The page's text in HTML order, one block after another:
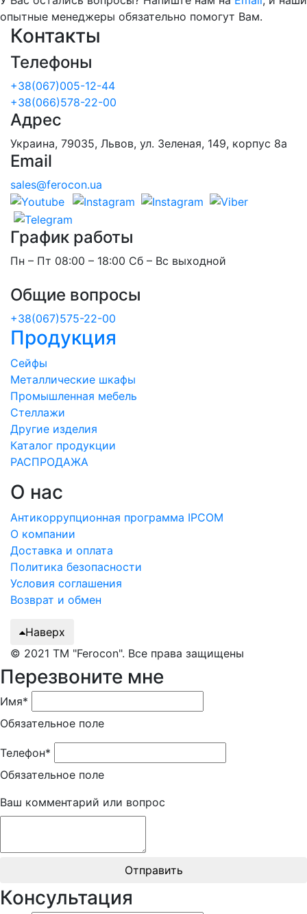
опытные менеджеры обязательно помогут Вам.
Контакты
Телефоны
+38(067)005-12-44
+38(066)578-22-00
Адрес
Украина, 79035, Львов, ул. Зеленая, 149, корпус 8а
Email
sales@ferocon.ua
График работы
Пн – Пт 08:00 – 18:00 Сб – Вс выходной
Общие вопросы
+38(067)575-22-00
Продукция
Сейфы
Металлические шкафы
Промышленная мебель
Стеллажи
Другие изделия
Каталог продукции
РАСПРОДАЖА
О нас
Антикоррупционная программа IPCOM
О компании
Доставка и оплата
Политика безопасности
Условия соглашения
Возврат и обмен
Наверх
© 2021 ТМ "Ferocon". Все права защищены
Перезвоните мне
Имя*
Обязательное поле
Телефон*
Обязательное поле
Ваш комментарий или вопрос
Отправить
Консультация